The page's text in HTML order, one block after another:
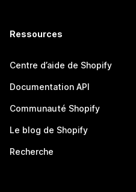
Ressources
Centre d’aide de Shopify
Documentation API
Communauté Shopify
Le blog de Shopify
Recherche